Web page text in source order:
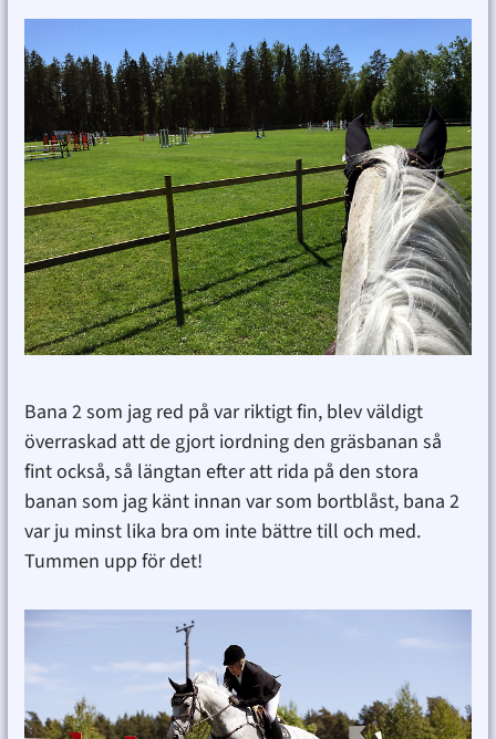
Bana 2 som jag red på var riktigt fin, blev väldigt
överraskad att de gjort iordning den gräsbanan så
fint också, så längtan efter att rida på den stora
banan som jag känt innan var som bortblåst, bana 2
var ju minst lika bra om inte bättre till och med.
Tummen upp för det!